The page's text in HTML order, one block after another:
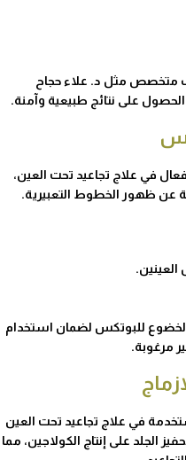
متخصص مثل د. علاء حجاح
الحصول على نتائج طبيعية وآمنة.
في علاج تجاعيد تحت العين،
عن ظهور الخطوط التعبيرية.
للبوتكس لضمان استخدام
مرغوبة.
في علاج تجاعيد تحت العين
الجلد على إنتاج الكولاجين، مما